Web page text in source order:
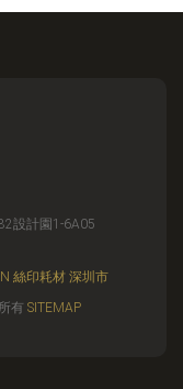
設計園1-6A05
絲印耗材 深圳市
有 SITEMAP